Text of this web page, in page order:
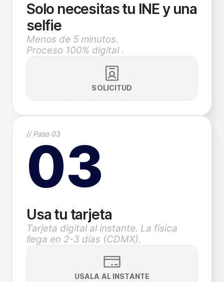
Solo necesitas tu INE y una
selfie
Menos de 5 minutos.
Proceso 100% digital .
SOLICITUD
// Paso 03
03
Usa tu tarjeta
Tarjeta digital al instante. La física
llega en 2-3 días (CDMX).
USALA AL INSTANTE